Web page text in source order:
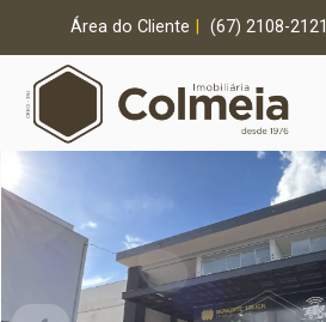
Área do Cliente (67) 2108-2121